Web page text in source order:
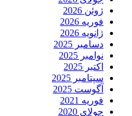
ژوئن 2026
فوریه 2026
ژانویه 2026
دسامبر 2025
نوامبر 2025
اکتبر 2025
سپتامبر 2025
آگوست 2025
فوریه 2021
جولای 2020